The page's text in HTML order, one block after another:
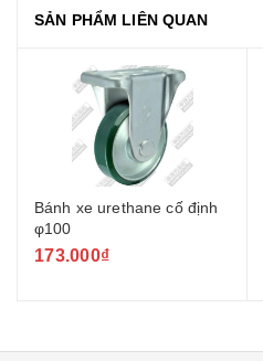
SẢN PHẨM LIÊN QUAN
Bánh xe urethane cố định
φ100
173.000₫